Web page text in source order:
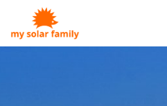
Salta al contenuto principale